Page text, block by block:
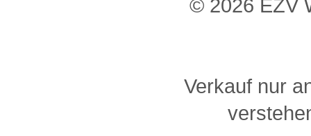
© 2026 EZV
Verkauf nur